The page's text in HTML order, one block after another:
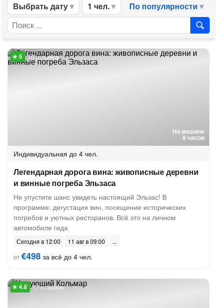
Выбрать дату 1 чел. По популярности
На машине
8 часов
10 отзывов
Индивидуальная до 4 чел.
Легендарная дорога вина: живописные деревни
и винные погреба Эльзаса
Не упустите шанс увидеть настоящий Эльзас! В
программе: дегустация вин, посещение исторических
погребов и уютных ресторанов. Всё это на личном
автомобиле гида
Сегодня в 12:00
11 авг в 09:00
от€498 за всё до 4 чел.
17 отзывов